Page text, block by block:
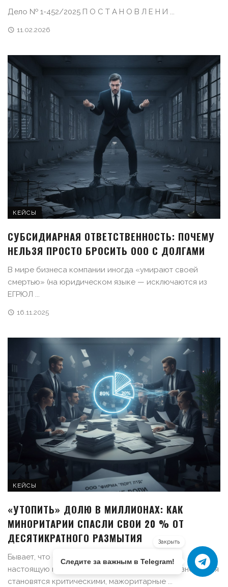
Дело № 1-452/2025 П О С Т А Н О В Л Е Н И ...
11.02.2026
КЕЙСЫ
СУБСИДИАРНАЯ ОТВЕТСТВЕННОСТЬ: ПОЧЕМУ
НЕЛЬЗЯ ПРОСТО БРОСИТЬ ООО С ДОЛГАМИ
В мире бизнеса компании иногда «умирают своей
смертью» (на юридическом языке — исключаются из
ЕГРЮЛ ...
16.11.2025
КЕЙСЫ
«УТОПИТЬ» ДОЛЮ В МИЛЛИОНАХ: КАК
МИНОРИТАРИИ СПАСЛИ СВОИ 20 % ОТ
ДЕСЯТИКРАТНОГО РАЗМЫТИЯ
Бывает, что семейный бизнес превращается в
настоящую корпоративную драму. И когда разногласия
становятся критическими, мажоритарные ...
Закрыть
Следите за важным в Telegram!